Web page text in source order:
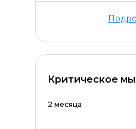
Критическое
2 месяца